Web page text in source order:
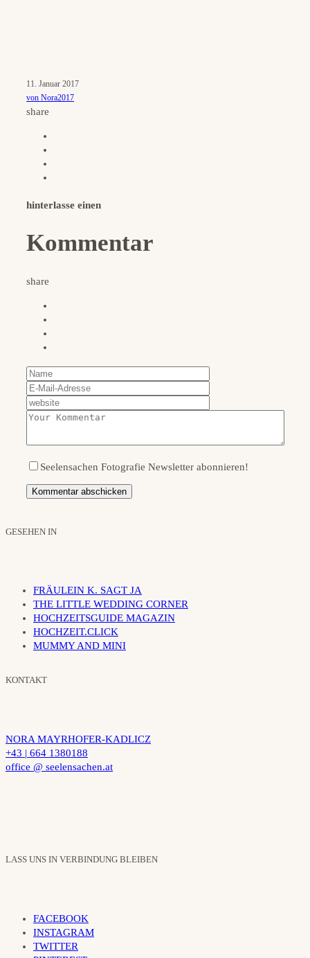
11. Januar 2017
von Nora2017
share
hinterlasse einen
Kommentar
share
Seelensachen Fotografie Newsletter abonnieren!
GESEHEN IN
FRÄULEIN K. SAGT JA
THE LITTLE WEDDING CORNER
HOCHZEITSGUIDE MAGAZIN
HOCHZEIT.CLICK
MUMMY AND MINI
KONTAKT
NORA MAYRHOFER-KADLICZ
+43 | 664 1380188
office @ seelensachen.at
LASS UNS IN VERBINDUNG BLEIBEN
FACEBOOK
INSTAGRAM
TWITTER